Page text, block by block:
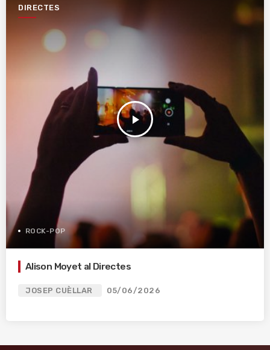
DIRECTES
play_arrow
ROCK-POP
Alison Moyet al Directes
JOSEP CUÈLLAR 05/06/2026